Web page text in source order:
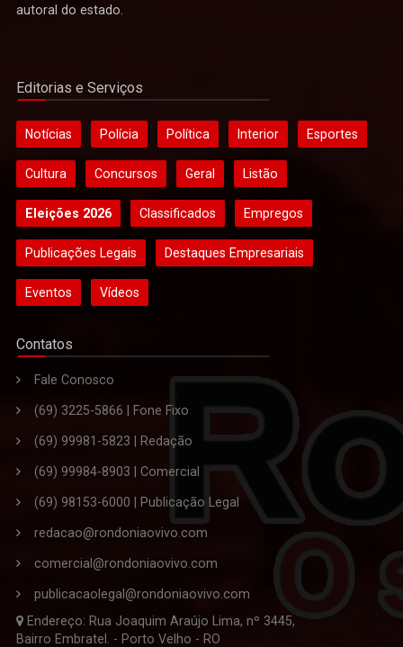
autoral do estado.
Editorias e Serviços
Notícias Polícia Política Interior Esportes
Cultura Concursos Geral Listão
Eleições 2026 Classificados Empregos
Publicações Legais Destaques Empresariais
Eventos Vídeos
Contatos
Fale Conosco
(69) 3225-5866 | Fone Fixo
(69) 99981-5823 | Redação
(69) 99984-8903 | Comercial
(69) 98153-6000 | Publicação Legal
redacao@rondoniaovivo.com
comercial@rondoniaovivo.com
publicacaolegal@rondoniaovivo.com
Endereço: Rua Joaquim Araújo Lima, nº 3445,
Bairro Embratel. - Porto Velho - RO